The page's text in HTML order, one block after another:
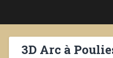
3D Arc à